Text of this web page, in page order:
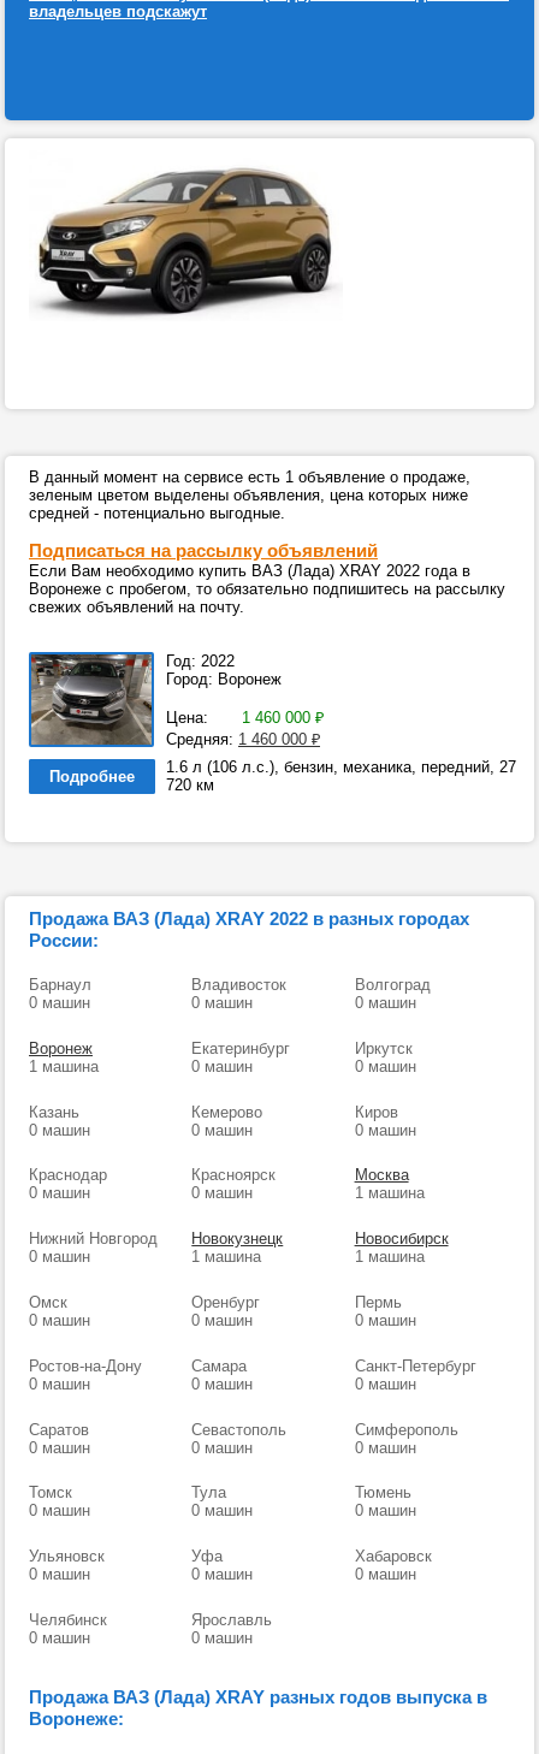
владельцев подскажут
В данный момент на сервисе есть 1 объявление о продаже,
зеленым цветом выделены объявления, цена которых ниже
средней - потенциально выгодные.
Подписаться на рассылку объявлений
Если Вам необходимо купить ВАЗ (Лада) XRAY 2022 года в
Воронеже с пробегом, то обязательно подпишитесь на рассылку
свежих объявлений на почту.
Год: 2022
Город: Воронеж
Цена: 1 460 000 ₽
Средняя: 1 460 000 ₽
Подробнее
1.6 л (106 л.с.), бензин, механика, передний, 27
720 км
Продажа ВАЗ (Лада) XRAY 2022 в разных городах
России:
Барнаул
0 машин
Владивосток
0 машин
Волгоград
0 машин
Воронеж
1 машина
Екатеринбург
0 машин
Иркутск
0 машин
Казань
0 машин
Кемерово
0 машин
Киров
0 машин
Краснодар
0 машин
Красноярск
0 машин
Москва
1 машина
Нижний Новгород
0 машин
Новокузнецк
1 машина
Новосибирск
1 машина
Омск
0 машин
Оренбург
0 машин
Пермь
0 машин
Ростов-на-Дону
0 машин
Самара
0 машин
Санкт-Петербург
0 машин
Саратов
0 машин
Севастополь
0 машин
Симферополь
0 машин
Томск
0 машин
Тула
0 машин
Тюмень
0 машин
Ульяновск
0 машин
Уфа
0 машин
Хабаровск
0 машин
Челябинск
0 машин
Ярославль
0 машин
Продажа ВАЗ (Лада) XRAY разных годов выпуска в
Воронеже: